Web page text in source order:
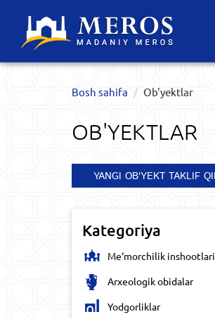
Bosh sahifa Ob'yektlar​
OB'YEKTLAR​
YANGI OB'YEKT TAKLIF
Kategoriya
Me‘morchilik inshootlari
Arxeologik obidalar
Yodgorliklar